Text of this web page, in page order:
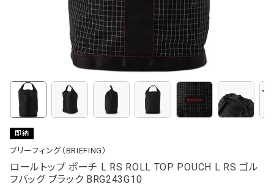
即納
ブリーフィング（BRIEFING）
ロールトップ ポーチ L RS ROLL TOP POUCH L RS ゴル
フバッグ ブラック BRG243G10